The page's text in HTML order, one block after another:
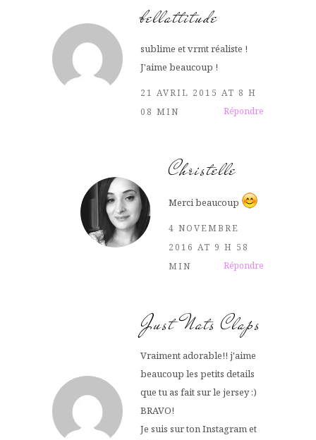
bellattitude
sublime et vrmt réaliste !
J'aime beaucoup !
21 AVRIL 2015 AT 8 H
08 MIN
Répondre
Christelle
Merci beaucoup
4 NOVEMBRE
2016 AT 9 H 58
MIN
Répondre
Just Nats Claps
Vraiment adorable!! j'aime
beaucoup les petits details
que tu as fait sur le jersey :)
BRAVO!
Je suis sur ton Instagram et